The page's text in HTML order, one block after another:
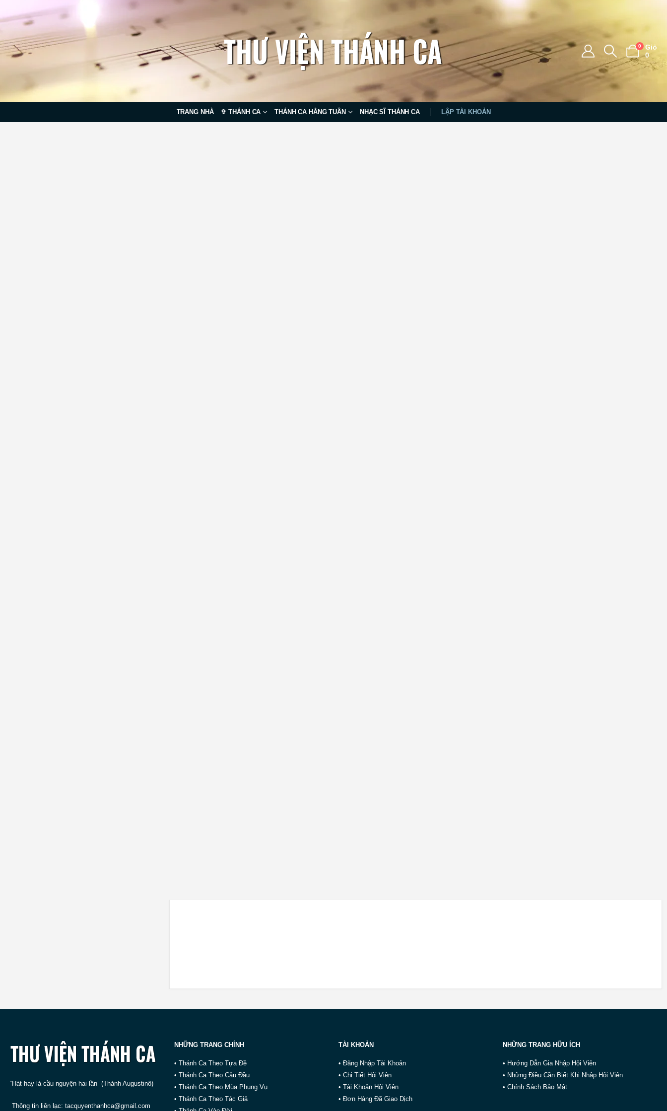
0
Giỏ
0
TRANG NHÀ ✞ THÁNH CA THÁNH CA HẰNG TUẦN NHẠC SĨ THÁNH CA LẬP TÀI KHOẢN
“Hát hay là cầu nguyện hai lần” (Thánh Augustinô)
Thông tin liên lạc: tacquyenthanhca@gmail.com
NHỮNG TRANG CHÍNH
• Thánh Ca Theo Tựa Đề
• Thánh Ca Theo Câu Đầu
• Thánh Ca Theo Mùa Phụng Vụ
• Thánh Ca Theo Tác Giả
TÀI KHOẢN
• Đăng Nhập Tài Khoản
• Chi Tiết Hội Viên
• Tài Khoản Hội Viên
• Đơn Hàng Đã Giao Dịch
NHỮNG TRANG HỮU ÍCH
• Hướng Dẫn Gia Nhập Hội Viên
• Những Điều Cần Biết Khi Nhập Hội Viên
• Chính Sách Bảo Mật